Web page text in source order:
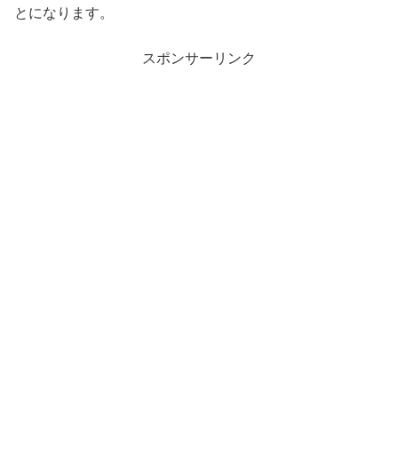
とになります。
スポンサーリンク